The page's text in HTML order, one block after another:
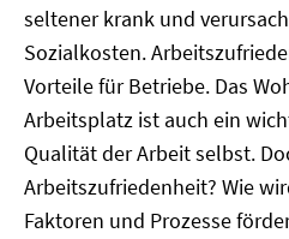
seltener krank und
Sozialkosten.
Vorteile für Betriebe. Das
Arbeitsplatz ist auch ein
Qualität der Arbeit selbst.
Arbeitszufriedenheit? Wie
Faktoren und Prozesse